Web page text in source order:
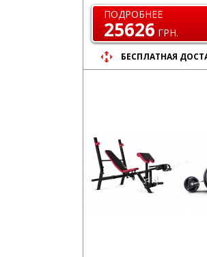
ПОДРОБНЕЕ
25626 ГРН.
БЕСПЛАТНАЯ